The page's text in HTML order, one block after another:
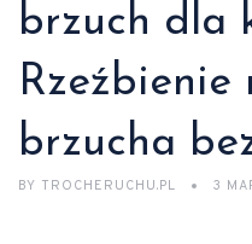
brzuch dla
Rzeźbienie
brzucha
BY TROCHERUCHU.PL 3